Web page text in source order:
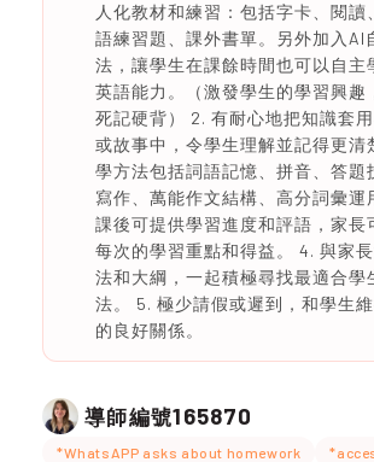
人化教材和練習：包括字卡、閱讀
語練習題、課外書單。另外加入AI
法，讓學生在課餘時間也可以自主
英語能力。（激發學生的學習興趣
死記硬背） 2. 有耐心地把知識套
或故事中，令學生理解並記得更清
學方法包括詞語記憶、拼音、答題
寫作、萬能作文結構、高分詞彙運
課後可提供學習進度和評語，家長
每次的學習重點和得益。 4. 與家
法和大綱，一起積極尋找最適合學
法。 5. 極少請假或遲到，和學生
的良好關係。
導師編號165870
*WhatsAPP asks about homework